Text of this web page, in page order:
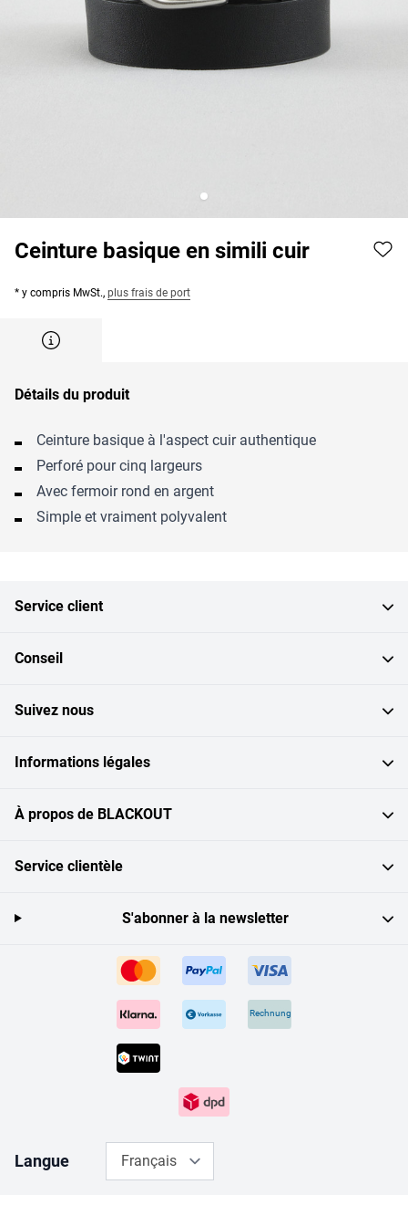
Ceinture basique en simili cuir
* y compris MwSt., plus frais de port
Détails du produit
Ceinture basique à l'aspect cuir authentique
Perforé pour cinq largeurs
Avec fermoir rond en argent
Simple et vraiment polyvalent
Service client
Conseil
Suivez nous
Informations légales
À propos de BLACKOUT
Service clientèle
Rechnung
S'abonner à la newsletter
Langue Français